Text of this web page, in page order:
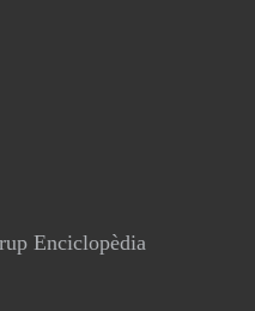
Enciclopèdia